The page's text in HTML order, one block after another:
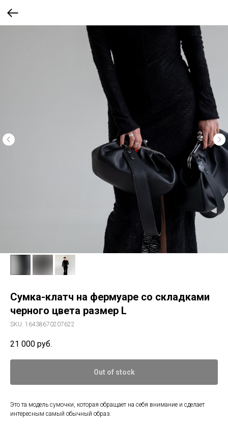
Сумка-клатч на фермуаре со складками
черного цвета размер L
SKU: 16438670207622
21 000 руб.
Out of stock
Это та модель сумочки, которая обращает на себя внимание и сделает
интересным самый обычный образ.